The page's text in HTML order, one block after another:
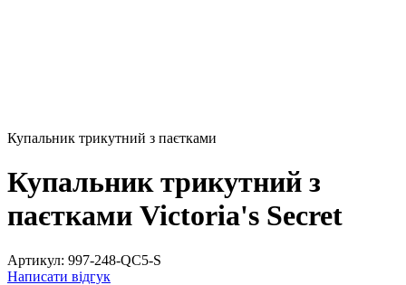
Купальник трикутний з паєтками
Купальник трикутний з
паєтками Victoria's Secret
Артикул: 997-248-QC5-S
Написати відгук